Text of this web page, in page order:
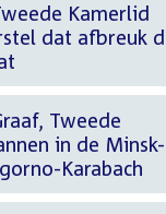
Kamerlid
dat afbreuk
Tweede
in de Minsk-
Karabach